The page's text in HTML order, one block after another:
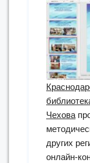
Чехова
других
онлайн-